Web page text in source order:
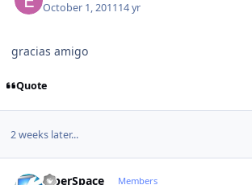
October 1, 201114 yr
gracias amigo
Quote
2 weeks later...
CiberSpace Members